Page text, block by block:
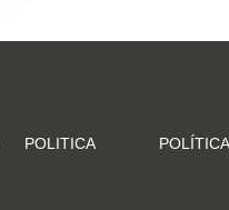
POLITICA
POLÍTICA